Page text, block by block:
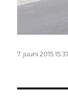
Postitatud
7. juuni 2015 15:31